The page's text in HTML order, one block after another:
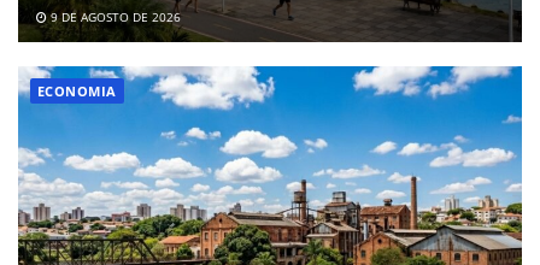
9 DE AGOSTO DE 2026
ECONOMIA